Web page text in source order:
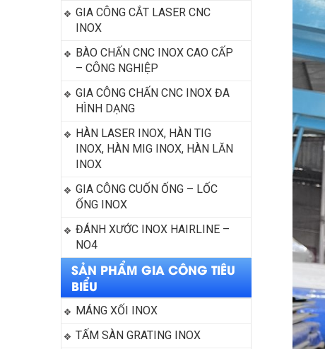
GIA CÔNG CẮT LASER CNC
INOX
BÀO CHẤN CNC INOX CAO CẤP
– CÔNG NGHIỆP
GIA CÔNG CHẤN CNC INOX ĐA
HÌNH DẠNG
HÀN LASER INOX, HÀN TIG
INOX, HÀN MIG INOX, HÀN LĂN
INOX
GIA CÔNG CUỐN ỐNG – LỐC
ỐNG INOX
ĐÁNH XƯỚC INOX HAIRLINE –
NO4
SẢN PHẨM GIA CÔNG TIÊU
BIỂU
MÁNG XỐI INOX
TẤM SÀN GRATING INOX